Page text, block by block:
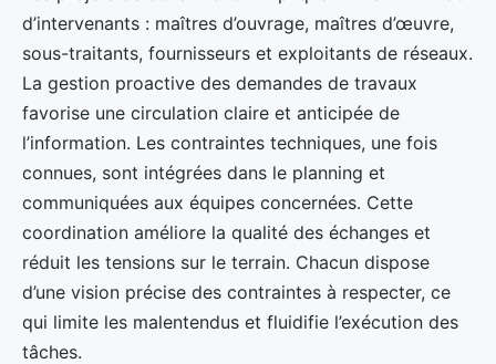
d’intervenants : maîtres d’ouvrage, maîtres d’œuvre,
sous-traitants, fournisseurs et exploitants de réseaux.
La gestion proactive des demandes de travaux
favorise une circulation claire et anticipée de
l’information. Les contraintes techniques, une fois
connues, sont intégrées dans le planning et
communiquées aux équipes concernées. Cette
coordination améliore la qualité des échanges et
réduit les tensions sur le terrain. Chacun dispose
d’une vision précise des contraintes à respecter, ce
qui limite les malentendus et fluidifie l’exécution des
tâches.